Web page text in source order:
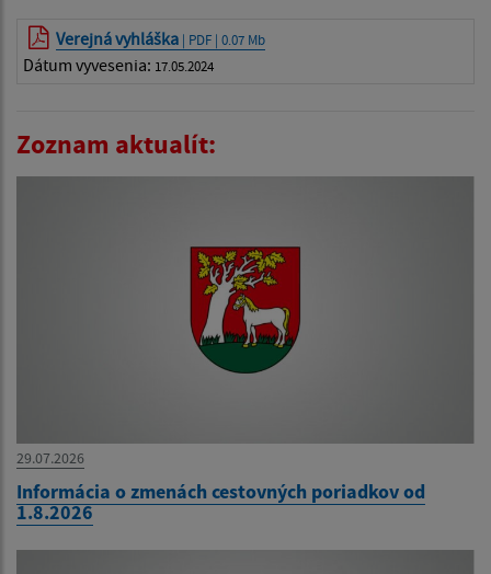
Verejná vyhláška | PDF | 0.07 Mb
Dátum vyvesenia: 17.05.2024
Zoznam aktualít:
29.07.2026
Informácia o zmenách cestovných poriadkov od
1.8.2026